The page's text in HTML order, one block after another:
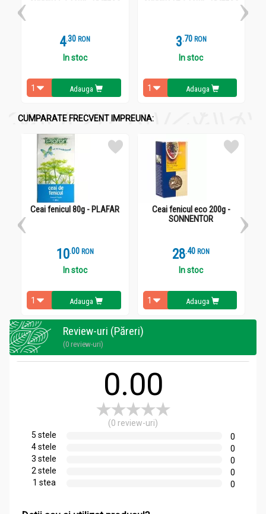
Administrare
de actiune recomandat, clateste cu apa calda, apoi foloseste o
masca sau un balsam de par extrem de hranitoare.
4.3 RON
In stoc
Adauga
3.7 RON
In stoc
Adauga
CUMPARATE FRECVENT IMPREUNA:
Ceai fenicul 80g - PLAFAR
10.0 RON
In stoc
Adauga
Ceai fenicul eco 200g -
SONNENTOR
28.4 RON
In stoc
Adauga
Review-uri (Păreri)
(0 review-uri)
0.00
(0 review-uri)
5 stele
0
4 stele
0
3 stele
0
2 stele
0
1 stea
0